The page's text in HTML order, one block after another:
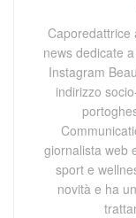
Caporedattrice
news dedicate
Instagram
indirizzo
giornalista web
sport e
novità e ha